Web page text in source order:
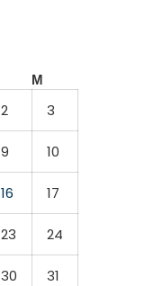
M
2 3
9 10
16 17
23 24
30 31